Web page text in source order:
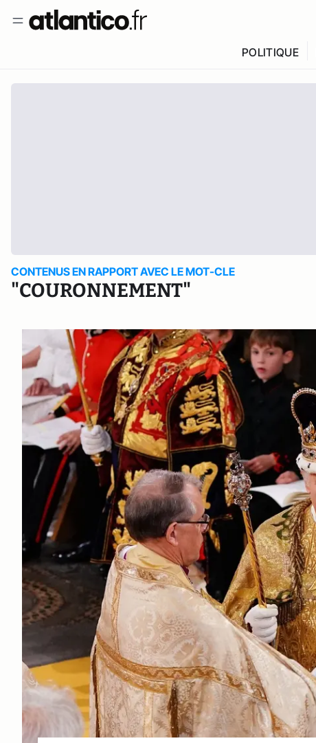
POLITIQUE
CONTENUS EN RAPPORT AVEC LE MOT-CLE
"COURONNEMENT"